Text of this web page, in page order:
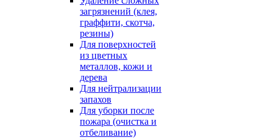
загрязнений (клея,
граффити, скотча,
резины)
Для поверхностей
из цветных
металлов, кожи и
дерева
Для нейтрализации
запахов
Для уборки после
пожара (очистка и
отбеливание)